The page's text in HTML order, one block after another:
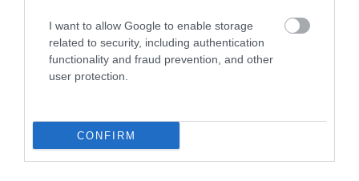
I want to allow Google to enable storage
related to security, including authentication
functionality and fraud prevention, and other
user protection.
CONFIRM
ZARB10WS Δέκτης
eXLhoist Compact 10
536,14 €
ZARC620 Κιτ με Ετικέτες
47,55 €